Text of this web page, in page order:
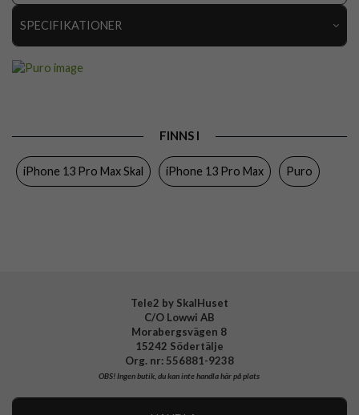
SPECIFIKATIONER
Trådlös laddning-kompatibel
Färg Svart
FINNS I
iPhone 13 Pro Max Skal iPhone 13 Pro Max Puro
Tele2 by SkalHuset
C/O Lowwi AB
Morabergsvägen 8
15242 Södertälje
Org. nr: 556881-9238
OBS!Ingen butik, du kan inte handla här på plats